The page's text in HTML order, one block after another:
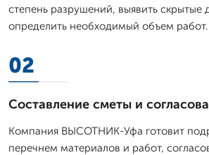
степень разрушений, выявить скрытые
определить необходимый объем работ.
02
Составление сметы и
Компания ВЫСОТНИК-Уфа готовит
перечнем материалов и работ,